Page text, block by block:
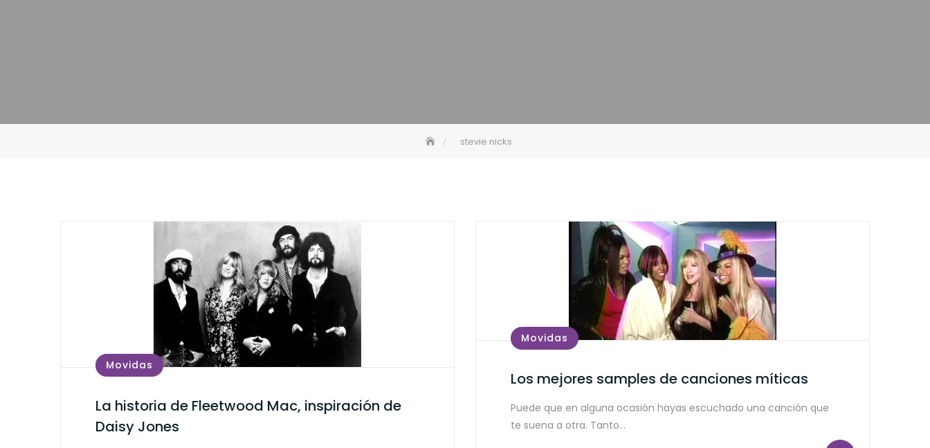
stevie nicks
Movidas
La historia de Fleetwood Mac, inspiración de
Daisy Jones
Movidas
Los mejores samples de canciones míticas
Puede que en alguna ocasión hayas escuchado una canción que
te suena a otra. Tanto…